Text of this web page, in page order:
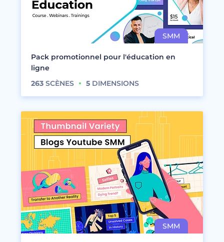
Pack promotionnel pour l'éducation en
ligne
263 SCÈNES 5 DIMENSIONS